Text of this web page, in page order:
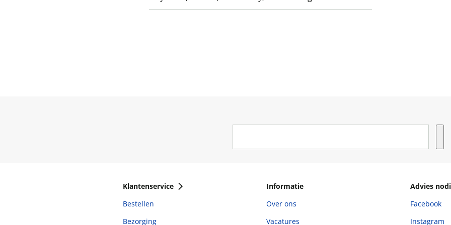
Klantenservice
Bestellen
Bezorging
Informatie
Over ons
Vacatures
Advies
Facebook
Instagram